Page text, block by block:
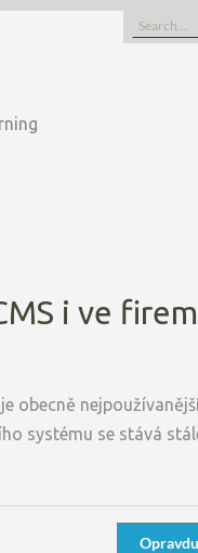
Search
for:
i ve
obecně
systému se stává